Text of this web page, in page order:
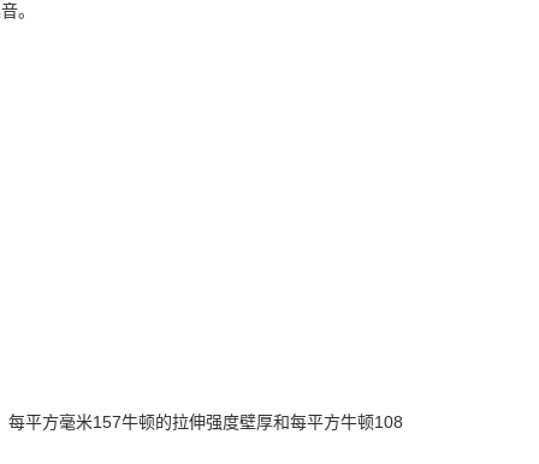
。
平方毫米157牛顿的拉伸强度壁厚和每平方牛顿108